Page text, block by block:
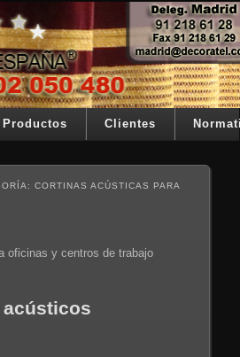
razón de ser
Productos Clientes
CORTINAS ACÚSTICAS PARA
oficinas y centros de trabajo